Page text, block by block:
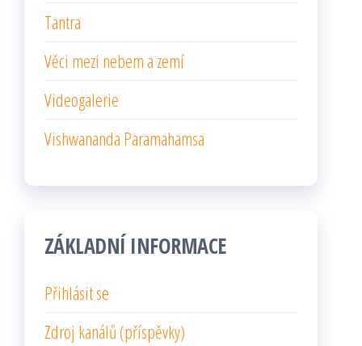
Tantra
Věci mezi nebem a zemí
Videogalerie
Vishwananda Paramahamsa
ZÁKLADNÍ INFORMACE
Přihlásit se
Zdroj kanálů (příspěvky)